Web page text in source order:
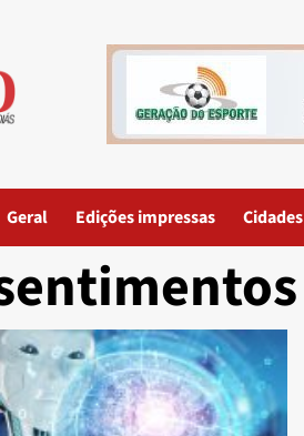
Geral Edições impressas Cidades